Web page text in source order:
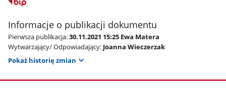
Informacje o publikacji dokumentu
Pierwsza publikacja:30.11.2021 15:25 Ewa Matera
Wytwarzający/ Odpowiadający: Joanna Wieczerzak
Pokaż historię zmian